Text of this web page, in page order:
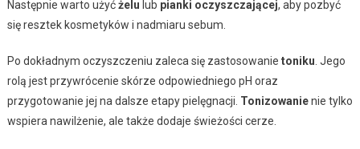
Następnie warto użyćżelu lub pianki oczyszczającej, aby pozbyć
się resztek kosmetyków i nadmiaru sebum.
Po dokładnym oczyszczeniu zaleca się zastosowanie toniku . Jego
rolą jest przywrócenie skórze odpowiedniego pH oraz
przygotowanie jej na dalsze etapy pielęgnacji. Tonizowanienie tylko
wspiera nawilżenie, ale także dodaje świeżości cerze.